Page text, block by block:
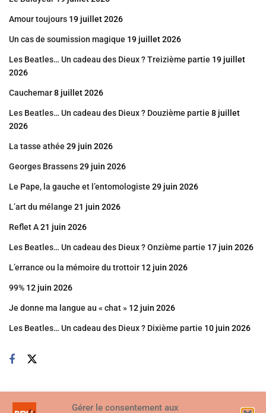
Gérer le consentement aux
Amour toujours 19 juillet 2026
Un cas de soumission magique 19 juillet 2026
Les Beatles… Un cadeau des Dieux ? Treizième partie 19 juillet
2026
Cauchemar8 juillet 2026
Les Beatles… Un cadeau des Dieux ? Douzième partie 8 juillet
2026
La tasse athée 29 juin 2026
Georges Brassens29 juin 2026
Le Pape, la gauche et l’entomologiste 29 juin 2026
L’art du mélange 21 juin 2026
Reflet A21 juin 2026
Les Beatles… Un cadeau des Dieux ? Onzième partie 17 juin 2026
L’errance ou la mémoire du trottoir 12 juin 2026
99% 12 juin 2026
Je donne ma langue au « chat » 12 juin 2026
Les Beatles… Un cadeau des Dieux ? Dixième partie 10 juin 2026